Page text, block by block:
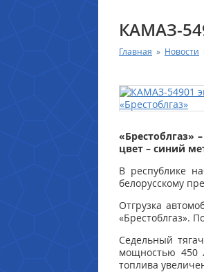
КАМАЗ-
Главная » Новости
«Брестоблгаз»
цвет – синий
В республике
белорусскому
Отгрузка
«Брестоблгаз».
Седельный
мощностью 450
топлива